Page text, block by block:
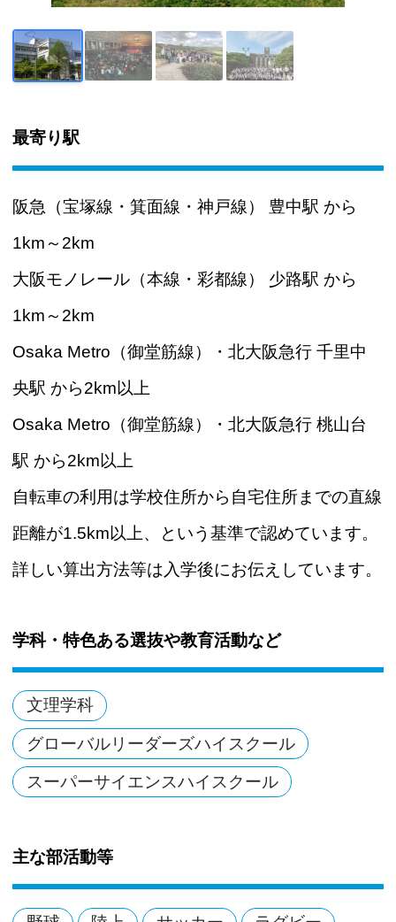
最寄り駅
阪急（宝塚線・箕面線・神戸線） 豊中駅 から
1km～2km
大阪モノレール（本線・彩都線） 少路駅 から
1km～2km
Osaka Metro（御堂筋線）・北大阪急行 千里中
央駅 から2km以上
Osaka Metro（御堂筋線）・北大阪急行 桃山台
駅 から2km以上
自転車の利用は学校住所から自宅住所までの直線
距離が1.5km以上、という基準で認めています。
詳しい算出方法等は入学後にお伝えしています。
学科・特色ある選抜や教育活動など
文理学科
グローバルリーダーズハイスクール
スーパーサイエンスハイスクール
主な部活動等